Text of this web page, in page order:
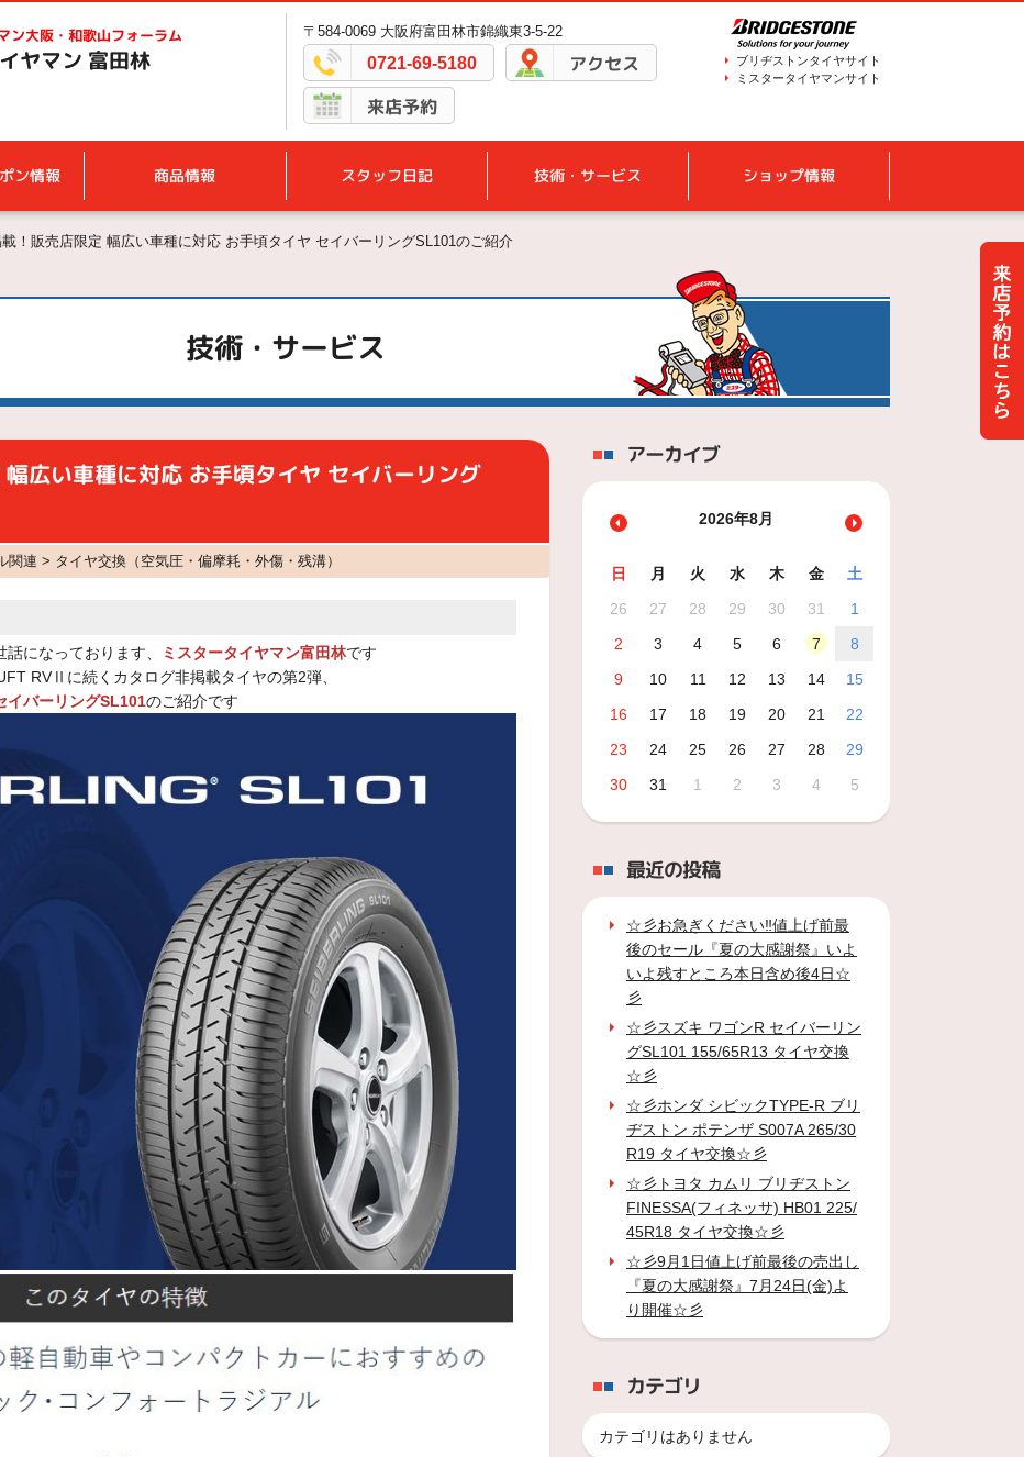
ン大阪・和歌山フォーラム
ヤマン 富田林
〒584-0069 大阪府富田林市錦織東3-5-22
0721-69-5180 アクセス
来店予約
ブリヂストンタイヤサイト
ミスタータイヤマンサイト
ン情報 商品情報 スタッフ日記 技術・サービス ショップ情報
！販売店限定 幅広い車種に対応 お手頃タイヤ セイバーリングSL101のご紹介
技術・サービス
広い車種に対応 お手頃タイヤ セイバーリング
連 > タイヤ交換（空気圧・偏摩耗・外傷・残溝）
になっております、 ミスタータイヤマン富田林です
RVⅡに続くカタログ非掲載タイヤの第2弾、
イバーリングSL101のご紹介です
アーカイブ
2026年8月
日 月 火 水 木 金
土
26
27 28 29 30 31
1
2
3 4 5 6 7
8
9
10 11 12 13 14
15
16
17 18 19 20 21
22
23
24 25 26 27 28
29
30
31 1 2 3 4 5
最近の投稿
☆彡お急ぎください‼値上げ前最
後のセール『夏の大感謝祭』いよ
いよ残すところ本日含め後4日☆
彡
☆彡スズキ ワゴンR セイバーリン
グSL101 155/65R13 タイヤ交換
☆彡
☆彡ホンダ シビックTYPE-R ブリ
ヂストン ポテンザ S007A 265/30
R19 タイヤ交換☆彡
☆彡トヨタ カムリ ブリヂストン
FINESSA(フィネッサ) HB01 225/
45R18 タイヤ交換☆彡
☆彡9月1日値上げ前最後の売出し
『夏の大感謝祭』7月24日(金)よ
り開催☆彡
カテゴリ
カテゴリはありません